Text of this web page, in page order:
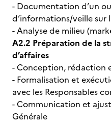
- Documentation d’un
d’informations/veille sur
- Analyse de milieu
A2.2 Préparation de la
d’affaires
- Conception, rédaction
- Formalisation et
avec les Responsables
- Communication et
Générale